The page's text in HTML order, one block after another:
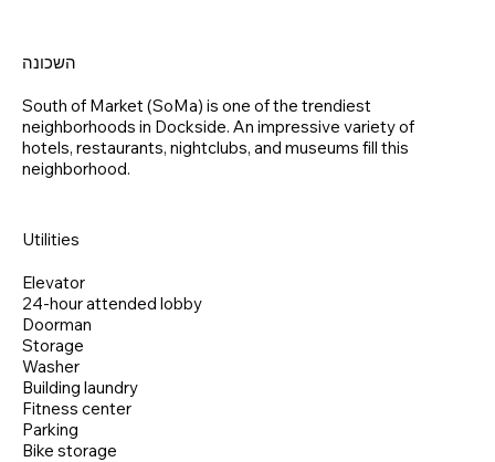
השכונה
South of Market (SoMa) is one of the trendiest
neighborhoods in Dockside. An impressive variety of
hotels, restaurants, nightclubs, and museums fill this
neighborhood.
Utilities
Elevator
24-hour attended lobby
Doorman
Storage
Washer
Building laundry
Fitness center
Parking
Bike storage